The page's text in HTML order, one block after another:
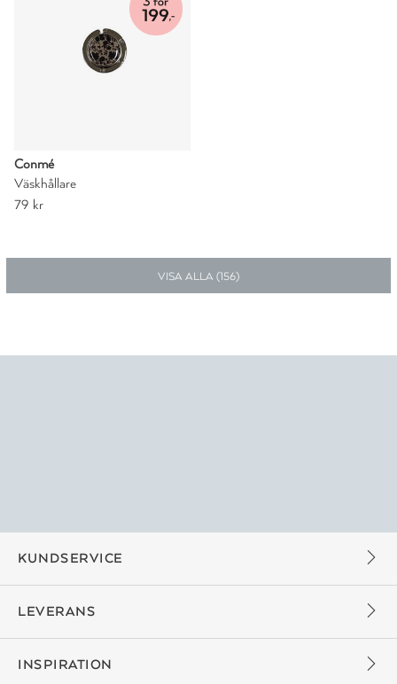
Conmé
Väskhållare
79 kr
VISA ALLA (156)
KUNDSERVICE
LEVERANS
INSPIRATION